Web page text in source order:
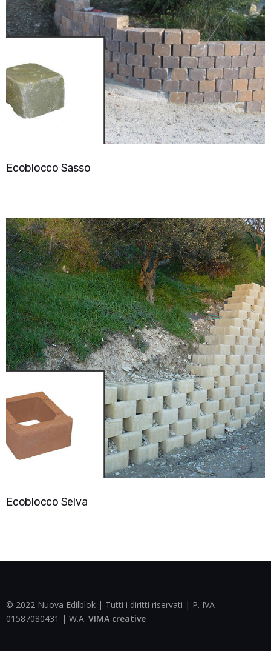
Ecoblocco Sasso
Ecoblocco Selva
© 2022 Nuova Edilblok | Tutti i diritti riservati | P. IVA
01587080431 | W.A. VIMA creative